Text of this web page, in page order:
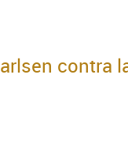
contra